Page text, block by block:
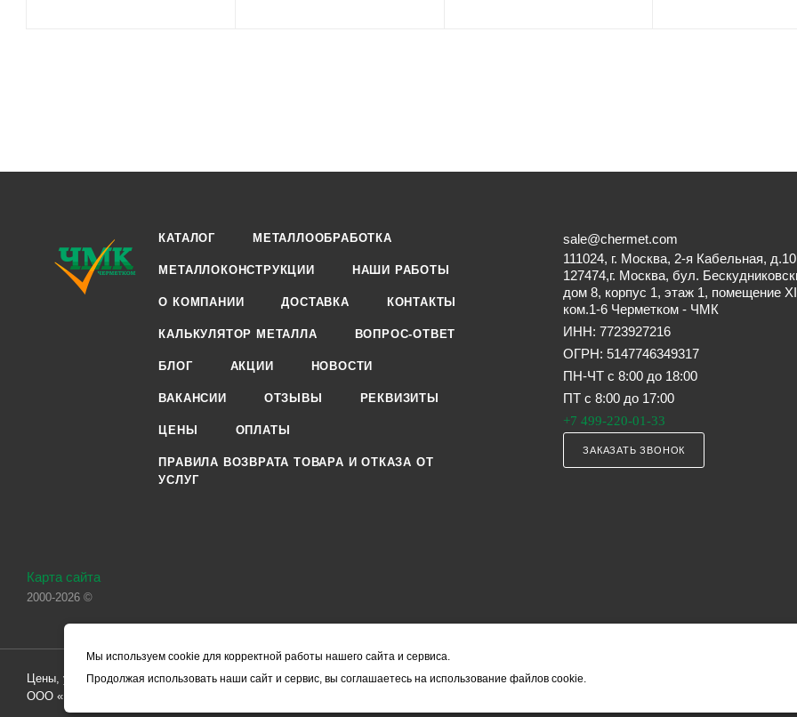
КАТАЛОГ МЕТАЛЛООБРАБОТКА
МЕТАЛЛОКОНСТРУКЦИИ НАШИ РАБОТЫ
О КОМПАНИИ ДОСТАВКА КОНТАКТЫ
КАЛЬКУЛЯТОР МЕТАЛЛА ВОПРОС-ОТВЕТ
БЛОГ АКЦИИ НОВОСТИ
ВАКАНСИИ ОТЗЫВЫ РЕКВИЗИТЫ
ЦЕНЫ ОПЛАТЫ
ПРАВИЛА ВОЗВРАТА ТОВАРА И ОТКАЗА ОТ
УСЛУГ
sale@chermet.com
111024, г. Москва, 2-я Кабельная, д.10
127474,г. Москва, бул.
дом 8, корпус 1, этаж 1, помещение
ком.1-6 Черметком - ЧМК
ИНН: 7723927216
ОГРН: 5147746349317
ПН-ЧТ с 8:00 до 18:00
ПТ с 8:00 до 17:00
+7 499-220-01-33
ЗАКАЗАТЬ ЗВОНОК
Карта сайта
2000-2026 ©
Цены, указанные на сайте, носят справочный характер и не являются офертой (в соответствии со ст. 435 ГК РФ). Они могут изменяться в
ООО «ЧЕРМЕТ.КОМ» по заключению Договора. Окончательная стоимость товара формируется менеджером и уточняется вместе со сроками
Мы используем cookie для корректной работы нашего сайта и сервиса.
Продолжая использовать наши сайт и сервис, вы соглашаетесь на использование файлов cookie.